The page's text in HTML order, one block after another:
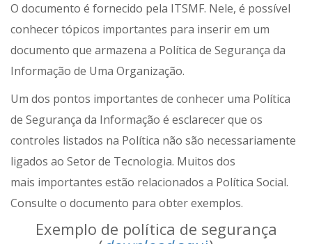
O documento é fornecido pela ITSMF. Nele, é possível
conhecer tópicos importantes para inserir em um
documento que armazena a Política de Segurança da
Informação de Uma Organização.
Um dos pontos importantes de conhecer uma Política
de Segurança da Informação é esclarecer que os
controles listados na Política não são necessariamente
ligados ao Setor de Tecnologia. Muitos dos
mais importantes estão relacionados a Política Social.
Consulte o documento para obter exemplos.
Exemplo de política de segurança